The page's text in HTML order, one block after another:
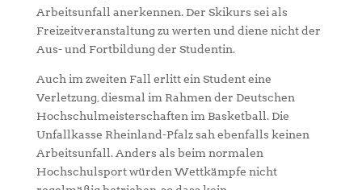
Arbeitsunfall anerkennen. Der Skikurs sei als
Freizeitveranstaltung zu werten und diene nicht der
Aus- und Fortbildung der Studentin.
Auch im zweiten Fall erlitt ein Student eine
Verletzung, diesmal im Rahmen der Deutschen
Hochschulmeisterschaften im Basketball. Die
Unfallkasse Rheinland-Pfalz sah ebenfalls keinen
Arbeitsunfall. Anders als beim normalen
Hochschulsport würden Wettkämpfe nicht